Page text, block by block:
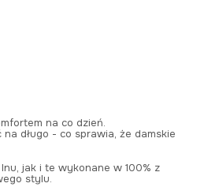
na co dzień.
długo - co sprawia, że damskie
jak i te wykonane w 100% z
stylu.